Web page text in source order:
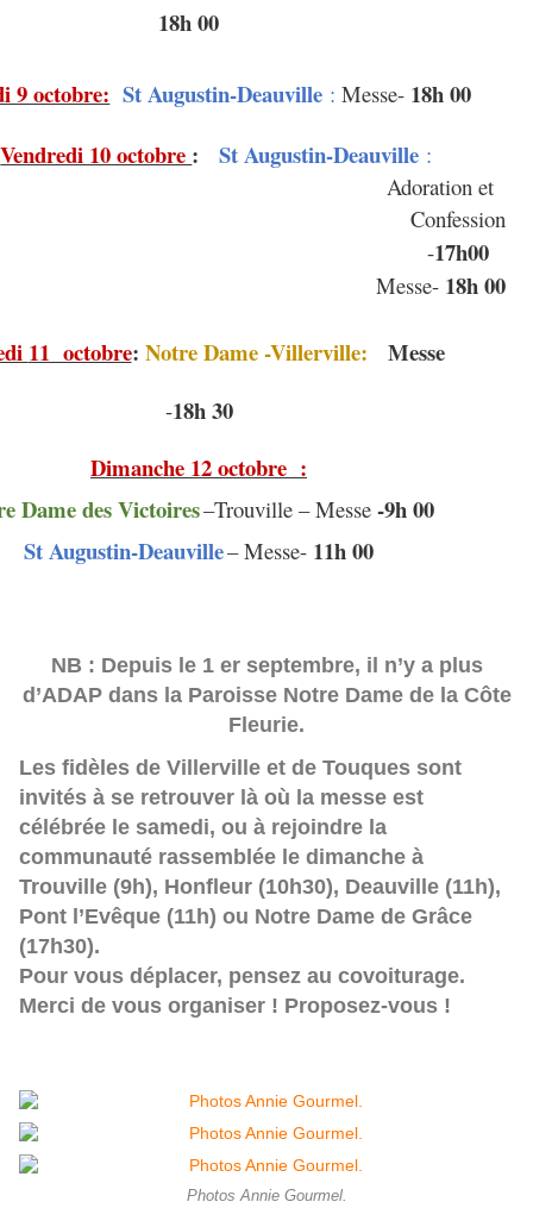
18h 00
9 octobre: St Augustin-Deauville : Messe- 18h 00
Vendredi 10 octobre :St Augustin-Deauville :
Adoration et
Confession
-17h00
Messe- 18h 00
11 octobre: Notre Dame -Villerville: Messe
-18h 30
Dimanche 12 octobre :
Dame des Victoires–Trouville – Messe -9h 00
St Augustin-Deauville– Messe- 11h 00
NB : Depuis le 1 er septembre, il n’y a plus
d’ADAP dans la Paroisse Notre Dame de la Côte
Fleurie.
Les fidèles de Villerville et de Touques sont
invités à se retrouver là où la messe est
célébrée le samedi, ou à rejoindre la
communauté rassemblée le dimanche à
Trouville (9h), Honfleur (10h30), Deauville (11h),
Pont l’Evêque (11h) ou Notre Dame de Grâce
(17h30).
Pour vous déplacer, pensez au covoiturage.
Merci de vous organiser ! Proposez-vous !
Photos Annie Gourmel.